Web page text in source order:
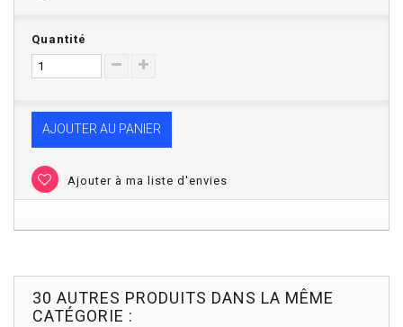
Quantité
AJOUTER AU PANIER
Ajouter à ma liste d'envies
30 AUTRES PRODUITS DANS LA MÊME
CATÉGORIE :